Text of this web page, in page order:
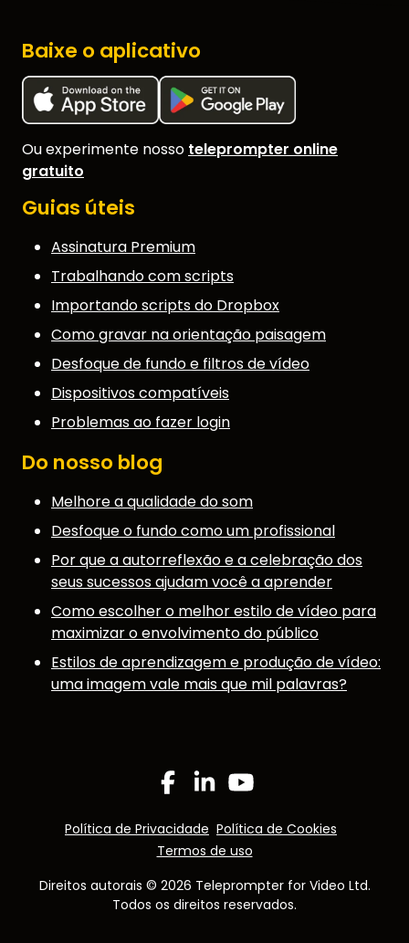
Baixe o aplicativo
Ou experimente nosso teleprompter online
gratuito
Guias úteis
Assinatura Premium
Trabalhando com scripts
Importando scripts do Dropbox
Como gravar na orientação paisagem
Desfoque de fundo e filtros de vídeo
Dispositivos compatíveis
Problemas ao fazer login
Do nosso blog
Melhore a qualidade do som
Desfoque o fundo como um profissional
Por que a autorreflexão e a celebração dos
seus sucessos ajudam você a aprender
Como escolher o melhor estilo de vídeo para
maximizar o envolvimento do público
Estilos de aprendizagem e produção de vídeo:
uma imagem vale mais que mil palavras?
Facebook
LinkedinYouTube
Política de Privacidade Política de Cookies
Termos de uso
Direitos autorais © 2026 Teleprompter for Video Ltd.
Todos os direitos reservados.